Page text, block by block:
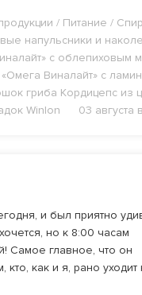
/ Питание /
напульсники и
с облепиховым
Виналайт» с
гриба Кордицепс из
WinIon 03 августа
и был приятно
но к 8:00 часам
Самое главное, что он
как и я, рано уходит